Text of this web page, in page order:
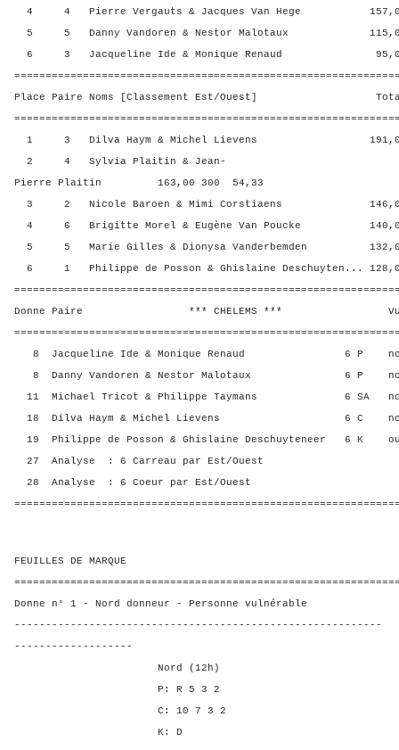
4 4 Pierre Vergauts & Jacques Van Hege 157,00
5 5 Danny Vandoren & Nestor Malotaux 115,00
6 3 Jacqueline Ide & Monique Renaud 95,00
Place Paire Noms [Classement Est/Ouest] Total
1 3 Dilva Haym & Michel Lievens 191,00
2 4 Sylvia Plaitin & Jean-
Pierre Plaitin 163,00 300 54,33
3 2 Nicole Baroen & Mimi Corstiaens 146,00
4 6 Brigitte Morel & Eugène Van Poucke 140,00
5 5 Marie Gilles & Dionysa Vanderbemden 132,00
6 1 Philippe de Posson & Ghislaine Deschuyten...
Donne Paire *** CHELEMS *** Vul?
8 Jacqueline Ide & Monique Renaud 6 P
8 Danny Vandoren & Nestor Malotaux 6 P
11 Michael Tricot & Philippe Taymans 6 SA
18 Dilva Haym & Michel Lievens 6 C
19 Philippe de Posson & Ghislaine Deschuyteneer 6 K
27 Analyse : 6 Carreau par Est/Ouest
28 Analyse : 6 Coeur par Est/Ouest
FEUILLES DE MARQUE
Donne n° 1 - Nord donneur - Personne vulnérable
-----------------------------------------------------------
-------------------
Nord (12h)
P: R 5 3 2
C: 10 7 3 2
K: D